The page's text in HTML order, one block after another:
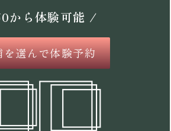
0から体験可能 /
を選んで体験予約